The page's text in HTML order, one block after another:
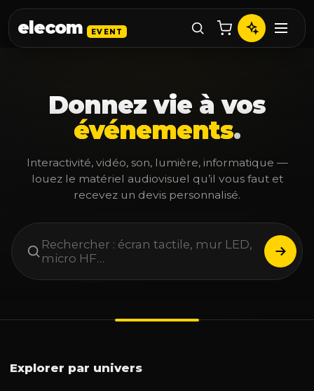
elecom EVENT
Donnez vie à vos
événements.
Interactivité, vidéo, son, lumière, informatique —
louez le matériel audiovisuel qu’il vous faut et
recevez un devis personnalisé.
Rechercher : écran tactile, mur LED,
micro HF…
Explorer par univers
Visioconférence